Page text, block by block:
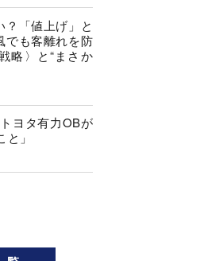
？「値上げ」と
でも客離れを防
略〉と“まさか
ヨタ有力OBが
」